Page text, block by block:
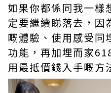
如果你都係同我一樣
定要繼續睇落去，因
嘅體驗、使用感受同
功能，再加埋而家
用最抵價錢入手嘅方